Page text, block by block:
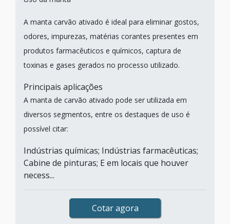
A manta carvão ativado é ideal para eliminar gostos,
odores, impurezas, matérias corantes presentes em
produtos farmacêuticos e químicos, captura de
toxinas e gases gerados no processo utilizado.
Principais aplicações
A manta de carvão ativado pode ser utilizada em
diversos segmentos, entre os destaques de uso é
possível citar:
Indústrias químicas; Indústrias farmacêuticas;
Cabine de pinturas; E em locais que houver
necess...
Cotar agora